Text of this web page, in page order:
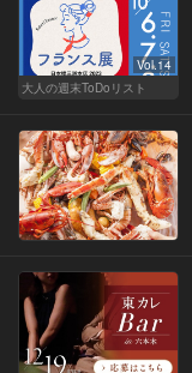
Vol.14
大人の週末ToDoリスト